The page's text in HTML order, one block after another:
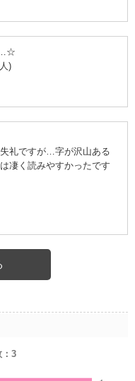
…☆
)
礼ですが…字が沢山ある
凄く読みやすかったです
3